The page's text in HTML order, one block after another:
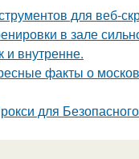
для веб-
в зале
и внутренне.
факты о
для